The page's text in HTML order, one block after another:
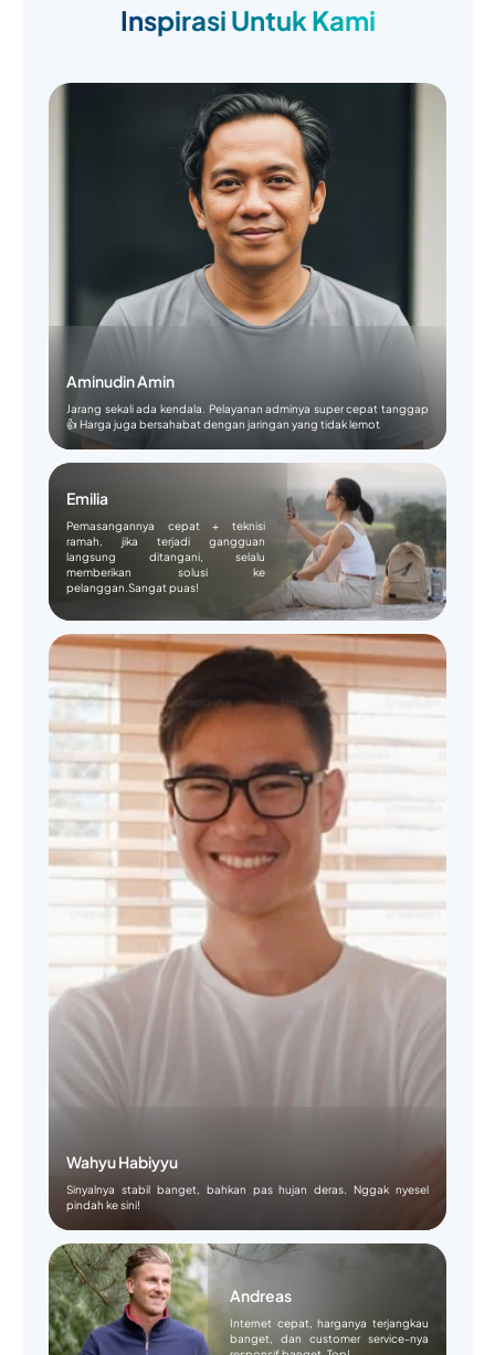
Inspirasi Untuk Kami
Aminudin Amin
Jarang sekali ada kendala. Pelayanan adminya super cepat tanggap
👍 Harga juga bersahabat dengan jaringan yang tidak lemot
Emilia
Pemasangannya cepat + teknisi
ramah, jika terjadi gangguan
langsung ditangani, selalu
memberikan solusi ke
pelanggan.Sangat puas!
Wahyu Habiyyu
Sinyalnya stabil banget, bahkan pas hujan deras. Nggak nyesel
pindah ke sini!
Andreas
Internet cepat, harganya terjangkau
banget, dan customer service-nya